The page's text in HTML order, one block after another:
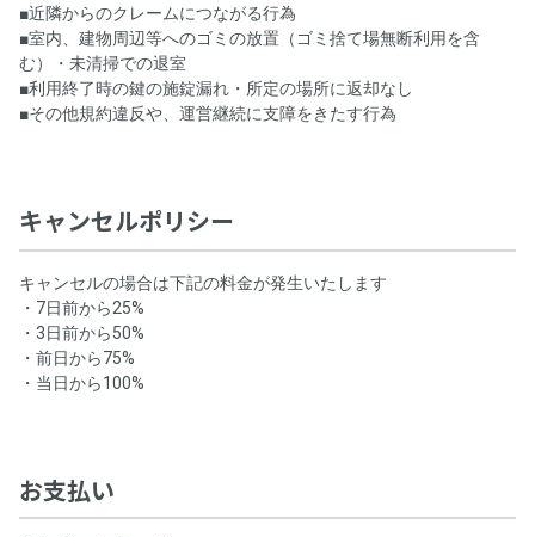
■近隣からのクレームにつながる行為
■室内、建物周辺等へのゴミの放置（ゴミ捨て場無断利用を含
む）・未清掃での退室
■利用終了時の鍵の施錠漏れ・所定の場所に返却なし
■その他規約違反や、運営継続に支障をきたす行為
キャンセルポリシー
キャンセルの場合は下記の料金が発生いたします
・7日前から25%
・3日前から50%
・前日から75%
・当日から100%
お支払い